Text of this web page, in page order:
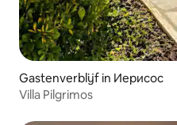
Gastenverblijf in Иерисос
Villa Pilgrimos